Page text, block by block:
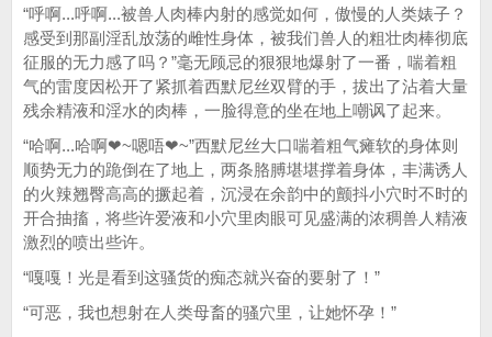
“呼啊...呼啊...被兽人肉棒内射的感觉如何，傲慢的人类婊子？
感受到那副淫乱放荡的雌性身体，被我们兽人的粗壮肉棒彻底
征服的无力感了吗？”毫无顾忌的狠狠地爆射了一番，喘着粗
气的雷度因松开了紧抓着西默尼丝双臂的手，拔出了沾着大量
残余精液和淫水的肉棒，一脸得意的坐在地上嘲讽了起来。
“哈啊...哈啊❤~嗯唔❤~”西默尼丝大口喘着粗气瘫软的身体则
顺势无力的跪倒在了地上，两条胳膊堪堪撑着身体，丰满诱人
的火辣翘臀高高的撅起着，沉浸在余韵中的颤抖小穴时不时的
开合抽搐，将些许爱液和小穴里肉眼可见盛满的浓稠兽人精液
激烈的喷出些许。
“嘎嘎！光是看到这骚货的痴态就兴奋的要射了！”
“可恶，我也想射在人类母畜的骚穴里，让她怀孕！”